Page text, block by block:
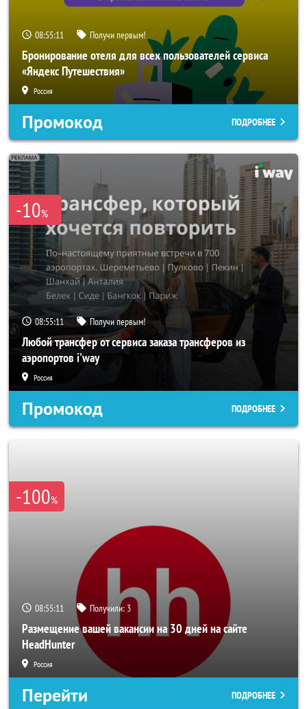
08:55:09 Получи первым!
Бронирование отеля для всех пользователей сервиса
«Яндекс Путешествия»
Россия
Промокод ПОДРОБНЕЕ
-10%
08:55:09 Получи первым!
Любой трансфер от сервиса заказа трансферов из
аэропортов i'way
Россия
Промокод ПОДРОБНЕЕ
-100%
08:55:09 Получили: 3
Размещение вашей вакансии на 30 дней на сайте
HeadHunter
Россия
Перейти ПОДРОБНЕЕ